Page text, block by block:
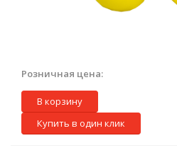
Розничная цена:
В корзину
Купить в один клик